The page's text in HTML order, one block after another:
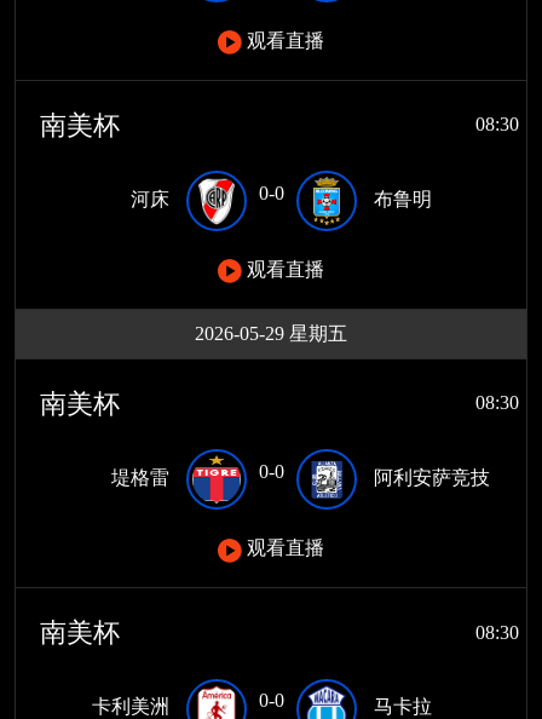
观看直播
南美杯 08:30
河床 0-0 布鲁明
观看直播
2026-05-29 星期五
南美杯 08:30
堤格雷 0-0 阿利安萨竞技
观看直播
南美杯 08:30
卡利美洲 0-0 马卡拉